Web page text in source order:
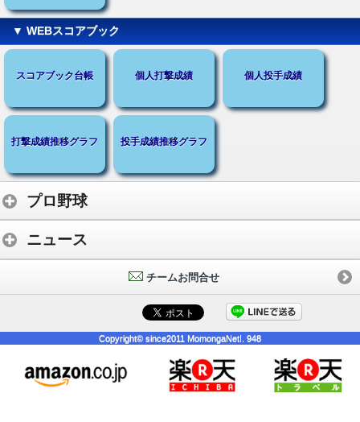
▼ WEBスコアブック
スコアブック台帳 個人打撃成績 個人投手成績
打撃成績推移グラフ 投手成績推移グラフ
プロ野球
ニュース
チームお問合せ
Copyright© since2011 MomongaNet!. 948